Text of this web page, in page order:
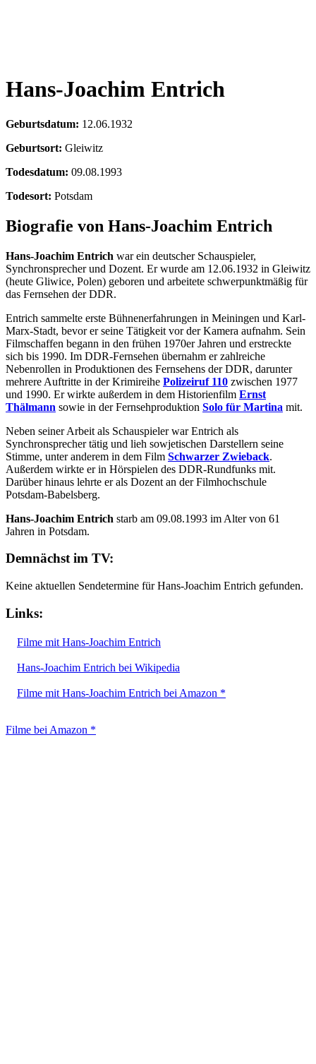
Hans-Joachim Entrich
Geburtsdatum: 12.06.1932
Geburtsort: Gleiwitz
Todesdatum: 09.08.1993
Todesort: Potsdam
Biografie von Hans-Joachim Entrich
Hans-Joachim Entrich war ein deutscher Schauspieler,
Synchronsprecher und Dozent. Er wurde am 12.06.1932 in Gleiwitz
(heute Gliwice, Polen) geboren und arbeitete schwerpunktmäßig für
das Fernsehen der DDR.
Entrich sammelte erste Bühnenerfahrungen in Meiningen und Karl-
Marx-Stadt, bevor er seine Tätigkeit vor der Kamera aufnahm. Sein
Filmschaffen begann in den frühen 1970er Jahren und erstreckte
sich bis 1990. Im DDR-Fernsehen übernahm er zahlreiche
Nebenrollen in Produktionen des Fernsehens der DDR, darunter
mehrere Auftritte in der Krimireihe Polizeiruf 110 zwischen 1977
und 1990. Er wirkte außerdem in dem Historienfilm Ernst
Thälmann sowie in der Fernsehproduktion Solo für Martina mit.
Neben seiner Arbeit als Schauspieler war Entrich als
Synchronsprecher tätig und lieh sowjetischen Darstellern seine
Stimme, unter anderem in dem Film Schwarzer Zwieback.
Außerdem wirkte er in Hörspielen des DDR-Rundfunks mit.
Darüber hinaus lehrte er als Dozent an der Filmhochschule
Potsdam-Babelsberg.
Hans-Joachim Entrich starb am 09.08.1993 im Alter von 61
Jahren in Potsdam.
Demnächst im TV:
Keine aktuellen Sendetermine für Hans-Joachim Entrich gefunden.
Links:
Filme mit Hans-Joachim Entrich
Hans-Joachim Entrich bei Wikipedia
Filme mit Hans-Joachim Entrich bei Amazon *
Filme bei Amazon *